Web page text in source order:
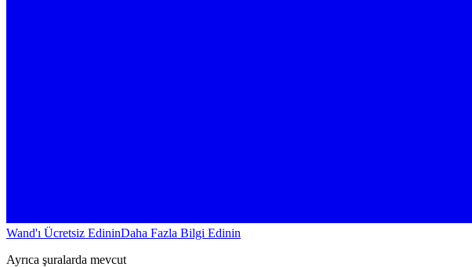
Wand'ı Ücretsiz EdininDaha Fazla Bilgi Edinin
Ayrıca şuralarda mevcut